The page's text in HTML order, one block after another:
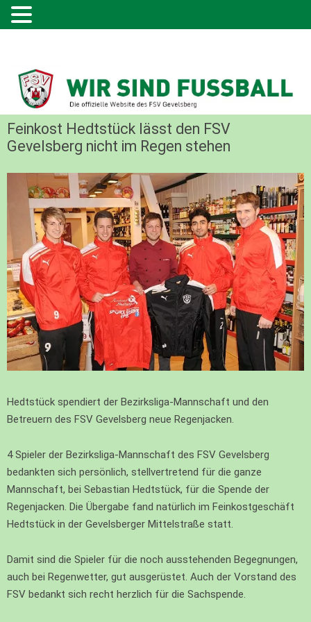
Feinkost Hedtstück lässt den FSV
Gevelsberg nicht im Regen stehen
Hedtstück spendiert der Bezirksliga-Mannschaft und den
Betreuern des FSV Gevelsberg neue Regenjacken.
4 Spieler der Bezirksliga-Mannschaft des FSV Gevelsberg
bedankten sich persönlich, stellvertretend für die ganze
Mannschaft, bei Sebastian Hedtstück, für die Spende der
Regenjacken. Die Übergabe fand natürlich im Feinkostgeschäft
Hedtstück in der Gevelsberger Mittelstraße statt.
Damit sind die Spieler für die noch ausstehenden Begegnungen,
auch bei Regenwetter, gut ausgerüstet. Auch der Vorstand des
FSV bedankt sich recht herzlich für die Sachspende.